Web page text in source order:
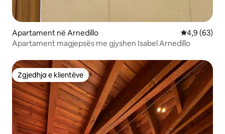
Apartament në Arnedillo Vlerësimi
4,9 (63)
Apartament magjepsës me gjyshen Isabel Arnedillo
Zgjedhja e klientëve
Zgjedhja e klientëve